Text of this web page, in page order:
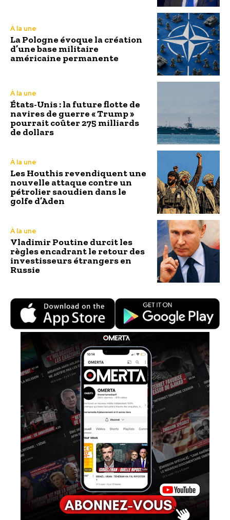
À la une
La Pologne évoque la création
d’une base militaire
américaine permanente
À la une
États-Unis : la future flotte de
navires de guerre « Trump »
pourrait coûter 275 milliards
de dollars
À la une
Les Houthis revendiquent une
nouvelle attaque contre un
pétrolier saoudien dans le
golfe d’Aden
À la une
Vladimir Poutine durcit les
règles encadrant le retour des
investisseurs étrangers en
Russie